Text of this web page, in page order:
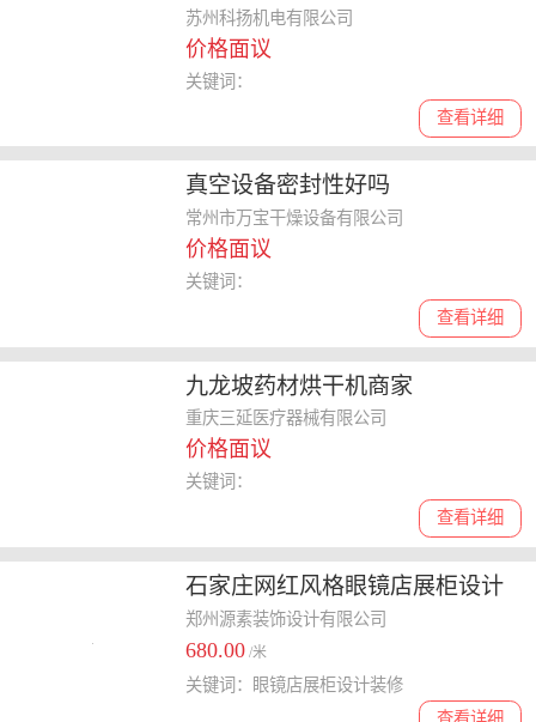
苏州科扬机电有限公司
价格面议
查看详细
关键词：
真空设备密封性好吗
常州市万宝干燥设备有限公司
价格面议
查看详细
关键词：
九龙坡药材烘干机商家
重庆三延医疗器械有限公司
价格面议
查看详细
关键词：
石家庄网红风格眼镜店展柜设计
装修
郑州源素装饰设计有限公司
680.00 /米
查看详细
关键词：眼镜店展柜设计装修